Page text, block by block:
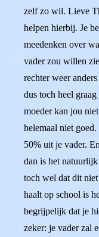
zelf zo wil. Lieve
helpen hierbij. Je
meedenken over
vader zou willen
rechter weer
dus toch heel
moeder kan jou
helemaal niet
50% uit je vader.
dan is het
toch wel dat dit
haalt op school is
begrijpelijk dat je
zeker: je vader zal